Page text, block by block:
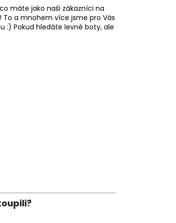
máte jako naši zákazníci na
To a mnohem více jsme pro Vás
:) Pokud hledáte levné boty, ale